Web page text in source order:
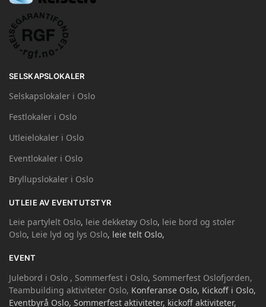
SELSKAPSLOKALER
Selskapslokaler i Oslo
Festlokaler i Oslo
Utleielokaler i Oslo
Eventlokaler i Oslo
Bryllupslokaler i Oslo
UTLEIE AV EVENTUTSTYR
Leie partylelt Oslo, leie dekketøy Oslo, leie bord og stoler
Oslo, Leie lyd og lys Oslo, leie telt Oslo,
EVENT
Julebord i Oslo , Sommerfest i Oslo, Sommerfest Oslofjorden,
Teambuilding aktiviteter Oslo, Konferanse Oslo, Kickoff i Oslo,
Eventbyrå Oslo, Sommerfest aktiviteter, kickoff aktiviteter,